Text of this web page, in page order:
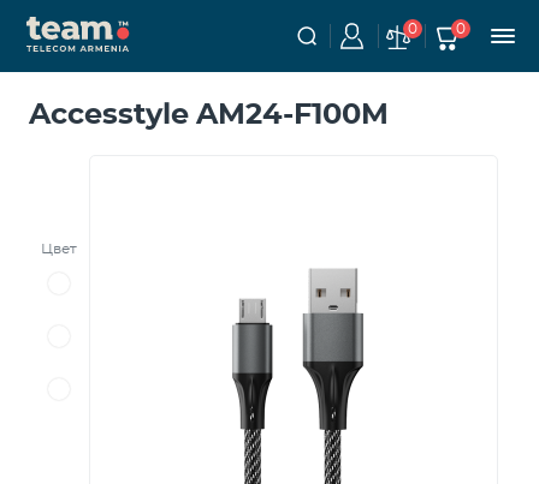
0 0
Accesstyle AM24-F100M
Цвет